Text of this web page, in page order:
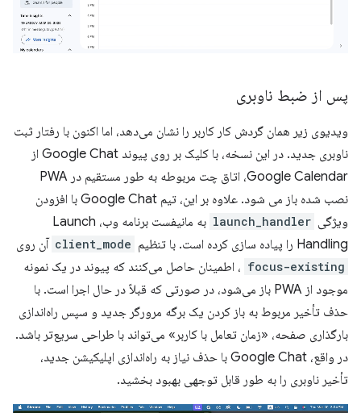
پس از ضبط ناوبری
ویدیوی زیر همان گردش کار کاربر را نشان می‌دهد، اما اکنون با رفتار ثبت
ناوبری جدید. در این نسخه، با کلیک بر روی پیوند Google Chat از
Google Calendar، اتاق چت مربوطه به طور مستقیم در PWA
نصب شده باز می شود. علاوه بر این، تیم Google Chat با افزودن
ویژگی launch_handler
به مانیفست برنامه وب، Launch
Handling را پیاده سازی کرده است. با تنظیم
client_mode آن روی
focus-existing ، اطمینان حاصل می‌کنند که پیوند در یک نمونه
موجود از PWA باز می‌شود، در صورتی که قبلاً در حال اجرا است. با
حذف تأخیر مربوط به باز کردن یک برگه مرورگر جدید و سپس راه‌اندازی
بارگذاری صفحه، «زمان تعامل با کاربر» می‌تواند با طراحی سریع‌تر باشد.
در واقع، Google Chat با حذف نیاز به راه‌اندازی اپلیکیشن جدید،
تأخیر ناوبری را به طور قابل توجهی بهبود بخشید.